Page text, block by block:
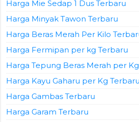
Harga Mie Sedap 1 Dus Terbaru
Harga Minyak Tawon Terbaru
Harga Beras Merah Per Kilo
Harga Fermipan per kg Terbaru
Harga Tepung Beras Merah per
Harga Kayu Gaharu per Kg Terbaru
Harga Gambas Terbaru
Harga Garam Terbaru